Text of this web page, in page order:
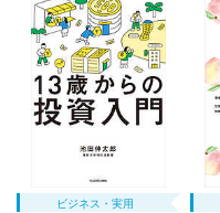
ビジネス・実用